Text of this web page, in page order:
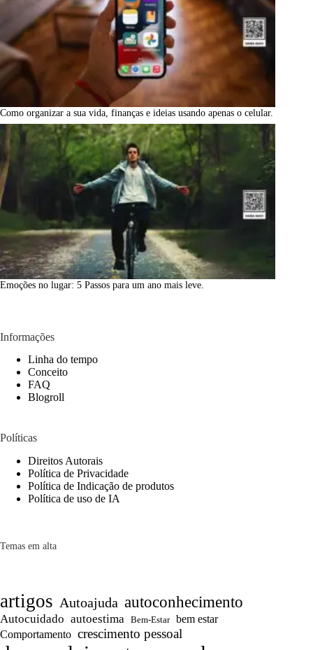
Como organizar a sua vida, finanças e ideias usando apenas o celular.
Emoções no lugar: 5 Passos para um ano mais leve.
Informações
Linha do tempo
Conceito
FAQ
Blogroll
Políticas
Direitos Autorais
Política de Privacidade
Política de Indicação de produtos
Política de uso de IA
Temas em alta
artigos Autoajuda autoconhecimento
Autocuidado autoestima Bem-Estar bem estar
Comportamento crescimento pessoal